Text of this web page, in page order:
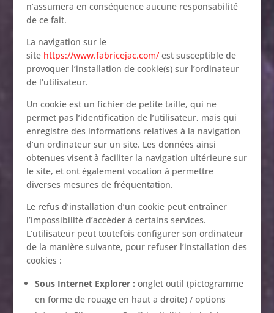
n’assumera en conséquence aucune responsabilité
de ce fait.
La navigation sur le
site https://www.fabricejac.com/est susceptible de
provoquer l’installation de cookie(s) sur l’ordinateur
de l’utilisateur.
Un cookie est un fichier de petite taille, qui ne
permet pas l’identification de l’utilisateur, mais qui
enregistre des informations relatives à la navigation
d’un ordinateur sur un site. Les données ainsi
obtenues visent à faciliter la navigation ultérieure sur
le site, et ont également vocation à permettre
diverses mesures de fréquentation.
Le refus d’installation d’un cookie peut entraîner
l’impossibilité d’accéder à certains services.
L’utilisateur peut toutefois configurer son ordinateur
de la manière suivante, pour refuser l’installation des
cookies :
Sous Internet Explorer : onglet outil (pictogramme
en forme de rouage en haut a droite) / options